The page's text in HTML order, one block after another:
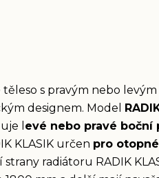
těleso s pravým nebo
designem. Model
l evé nebo pravé boční
KLASIK určen pro
strany radiátoru RADIK